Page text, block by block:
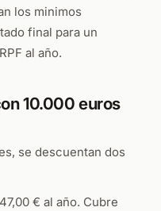
los minimos
final para un
al año.
10.000 euros
se descuentan dos
€ al año. Cubre